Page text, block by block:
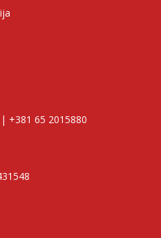
+381 65 2015880